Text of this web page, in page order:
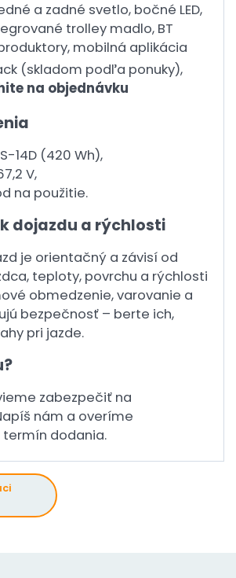
a zadné svetlo, bočné LED,
trolley madlo, BT
mobilná aplikácia
(skladom podľa ponuky),
na objednávku
14D (420 Wh),
V,
na použitie.
dojazdu a rýchlosti
je orientačný a závisí od
teploty, povrchu a rýchlosti
obmedzenie, varovanie a
bezpečnosť – berte ich,
pri jazde.
zabezpečiť na
nám a overíme
dodania.